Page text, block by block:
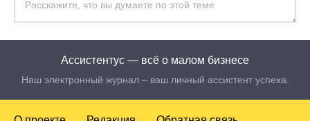
Ассистентус — всё о малом бизнесе
Наш электронный журнал – ваш личный ассистент успеха.